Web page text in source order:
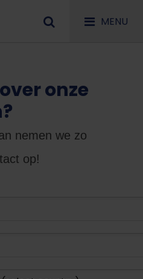
MENU
onze
nemen we zo
op!